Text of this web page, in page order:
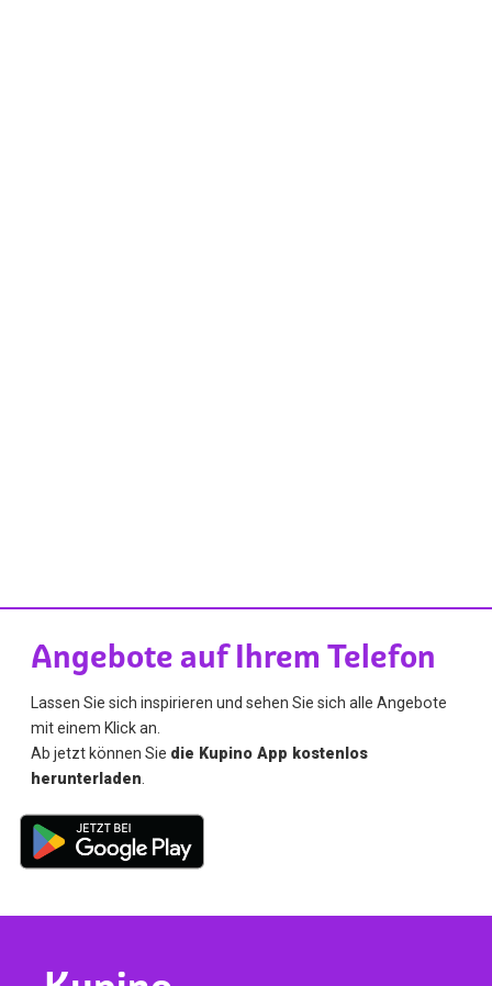
Angebote auf Ihrem Telefon
Lassen Sie sich inspirieren und sehen Sie sich alle Angebote
mit einem Klick an.
Ab jetzt können Sie die Kupino App kostenlos
herunterladen